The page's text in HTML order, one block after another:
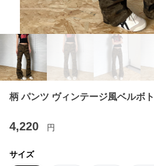
柄 パンツ ヴィンテージ風ベルボ
4,220 円
サイズ